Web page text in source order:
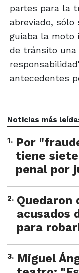
partes para la
abreviado, sólo
guiaba la moto
de tránsito
antecedentes
Noticias más
1. Por
tiene
penal por
2. Quedaron
acusados
para
3. Miguel